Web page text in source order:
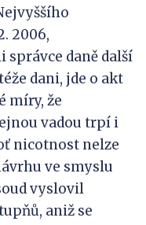
2006,
správce daně další
dani, jde o akt
míry, že
vadou trpí i
nicotnost nelze
ve smyslu
vyslovil
aniž se